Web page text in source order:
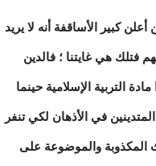
كبير الأساقفة أنه لا يريد
فتلك هي غايتنا ؛ فالدين
التربية الإسلامية حينما
في الأذهان لكي تنفر
المكذوبة والموضوعة على